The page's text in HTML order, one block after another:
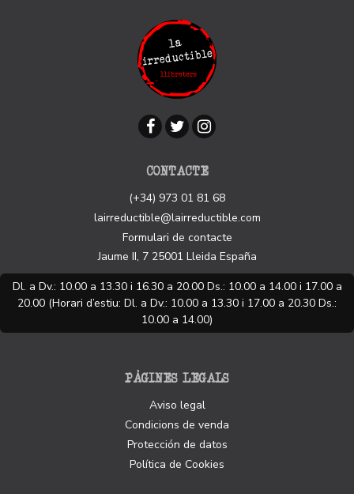
CONTACTE
(+34) 973 01 81 68
lairreductible@lairreductible.com
Formulari de contacte
Jaume II, 7 25001 Lleida España
Dl. a Dv.: 10.00 a 13.30 i 16.30 a 20.00 Ds.: 10.00 a 14.00 i 17.00 a
20.00 (Horari d’estiu: Dl. a Dv.: 10.00 a 13.30 i 17.00 a 20.30 Ds.:
10.00 a 14.00)
PÀGINES LEGALS
Aviso legal
Condicions de venda
Protección de datos
Política de Cookies